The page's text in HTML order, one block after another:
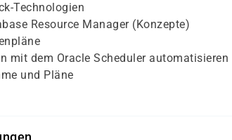
Technologien
Resource Manager (Konzepte)
mit dem Oracle Scheduler automatisieren
und Pläne